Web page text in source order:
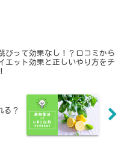
びって効果なし！？口コミから
エット効果と正しいやり方をチ
る？